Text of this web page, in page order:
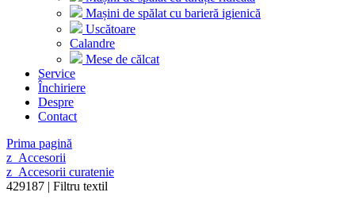
Mașini de spălat cu barieră igienică
Uscătoare
Calandre
Mese de călcat
Service
Închiriere
Despre
Contact
Prima pagină
z_Accesorii
z_Accesorii curatenie
429187 | Filtru textil